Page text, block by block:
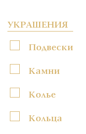
УКРАШЕНИЯ
Подвески
Камни
Колье
Кольца